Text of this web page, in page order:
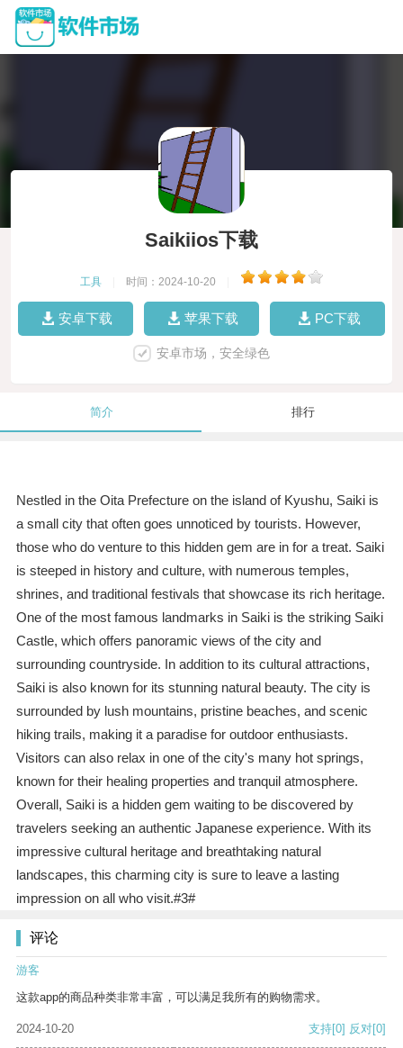
Saikiios下载
工具 时间：2024-10-20
安卓下载 苹果下载 PC下载
安卓市场，安全绿色
简介 排行
Nestled in the Oita Prefecture on the island of Kyushu, Saiki is
a small city that often goes unnoticed by tourists. However,
those who do venture to this hidden gem are in for a treat. Saiki
is steeped in history and culture, with numerous temples,
shrines, and traditional festivals that showcase its rich heritage.
One of the most famous landmarks in Saiki is the striking Saiki
Castle, which offers panoramic views of the city and
surrounding countryside. In addition to its cultural attractions,
Saiki is also known for its stunning natural beauty. The city is
surrounded by lush mountains, pristine beaches, and scenic
hiking trails, making it a paradise for outdoor enthusiasts.
Visitors can also relax in one of the city's many hot springs,
known for their healing properties and tranquil atmosphere.
Overall, Saiki is a hidden gem waiting to be discovered by
travelers seeking an authentic Japanese experience. With its
impressive cultural heritage and breathtaking natural
landscapes, this charming city is sure to leave a lasting
impression on all who visit.#3#
评论
游客
这款app的商品种类非常丰富，可以满足我所有的购物需求。
2024-10-20 支持[0] 反对[0]